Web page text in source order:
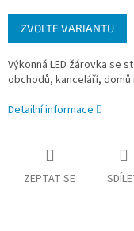
Měrná
cena:
ZVOLTE VARIANTU
Výkonná LED žárovka se
obchodů, kanceláří, domů
Detailní informace
ZEPTAT SE